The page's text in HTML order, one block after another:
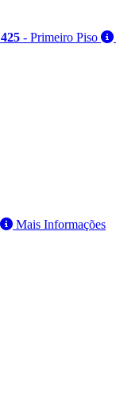
425 - Primeiro Piso
Mais Informações